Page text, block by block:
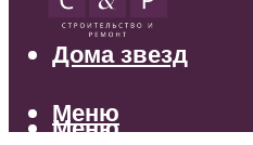
Свет
Дома звезд
Меню
Меню